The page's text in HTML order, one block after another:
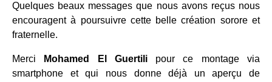
Quelques beaux messages que nous avons reçus nous
encouragent à poursuivre cette belle création sorore et
fraternelle.
Merci Mohamed El Guertili pour ce montage via
smartphone et qui nous donne déjà un aperçu de